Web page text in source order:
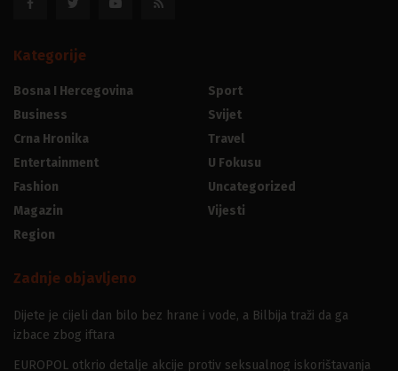
Kategorije
Bosna I Hercegovina
Business
Crna Hronika
Entertainment
Fashion
Magazin
Region
Sport
Svijet
Travel
U Fokusu
Uncategorized
Vijesti
Zadnje objavljeno
Dijete je cijeli dan bilo bez hrane i vode, a Bilbija traži da ga
izbace zbog iftara
EUROPOL otkrio detalje akcije protiv seksualnog iskorištavanja